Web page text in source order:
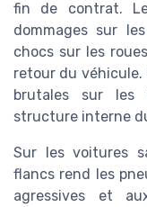
fin de contrat.
dommages sur
chocs sur les
retour du véhicule.
brutales sur les
structure interne
Sur les voitures
flancs rend les
agressives et